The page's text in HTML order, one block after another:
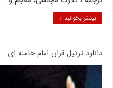
بیشتر بخوانید »
دانلود ترتیل قران امام خامنه ای